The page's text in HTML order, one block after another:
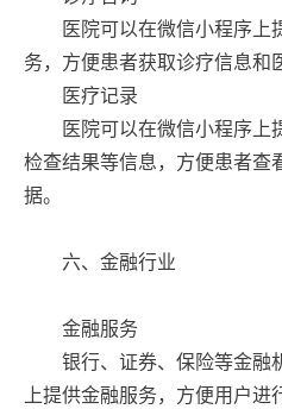
医院可以在微信小程序上
务，方便患者获取诊疗信息和
医疗记录
医院可以在微信小程序上
检查结果等信息，方便患者查
据。
六、金融行业
金融服务
银行、证券、保险等金融
上提供金融服务，方便用户进